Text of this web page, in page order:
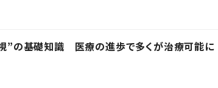
”の基礎知識 医療の進歩で多くが治療可能に